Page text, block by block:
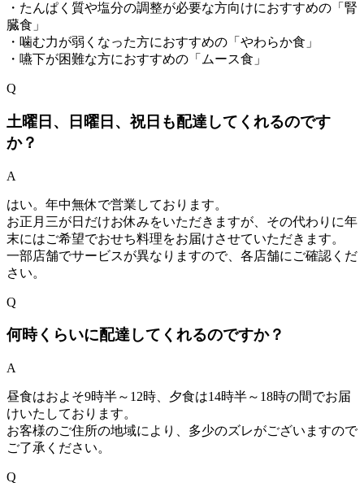
・たんぱく質や塩分の調整が必要な方向けにおすすめの「腎
臓食」
・噛む力が弱くなった方におすすめの「やわらか食」
・嚥下が困難な方におすすめの「ムース食」
Q
土曜日、日曜日、祝日も配達してくれるのです
か？
A
はい。年中無休で営業しております。
お正月三が日だけお休みをいただきますが、その代わりに年
末にはご希望でおせち料理をお届けさせていただきます。
一部店舗でサービスが異なりますので、各店舗にご確認くだ
さい。
Q
何時くらいに配達してくれるのですか？
A
昼食はおよそ9時半～12時、夕食は14時半～18時の間でお届
けいたしております。
お客様のご住所の地域により、多少のズレがございますので
ご了承ください。
Q